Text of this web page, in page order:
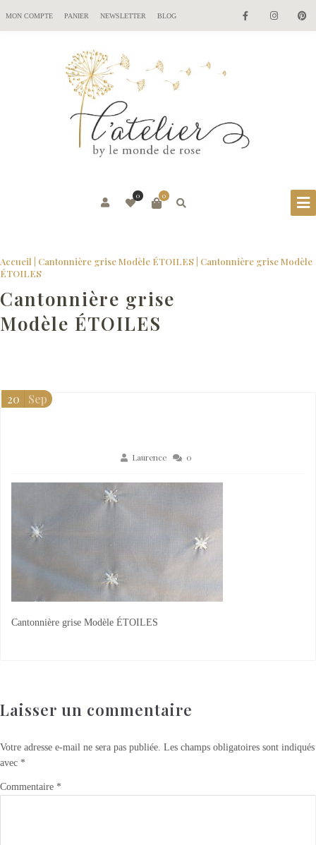
MON COMPTE PANIER NEWSLETTER BLOG
0
0
Accueil Cantonnière grise Modèle ÉTOILES Cantonnière grise Modèle
ÉTOILES
Cantonnière grise
Modèle ÉTOILES
Laurence 0
20 Sep
Cantonnière grise Modèle ÉTOILES
Laisser un commentaire
Votre adresse e-mail ne sera pas publiée. Les champs obligatoires sont indiqués
avec *
Commentaire *